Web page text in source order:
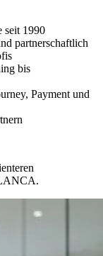
seit 1990
partnerschaftlich
bis
Payment und